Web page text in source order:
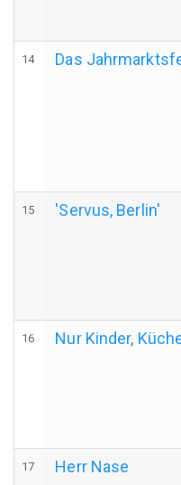
14 Das
15 'Servus, Berlin'
16 Nur Kinder,
17 Herr Nase